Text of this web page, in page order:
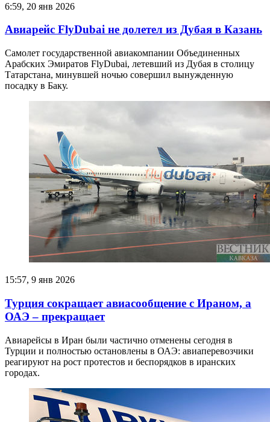
6:59, 20 янв 2026
Авиарейс FlyDubai не долетел из Дубая в Казань
Самолет государственной авиакомпании Объединенных
Арабских Эмиратов FlyDubai, летевший из Дубая в столицу
Татарстана, минувшей ночью совершил вынужденную
посадку в Баку.
15:57, 9 янв 2026
Турция сокращает авиасообщение с Ираном, а
ОАЭ – прекращает
Авиарейсы в Иран были частично отменены сегодня в
Турции и полностью остановлены в ОАЭ: авиаперевозчики
реагируют на рост протестов и беспорядков в иранских
городах.